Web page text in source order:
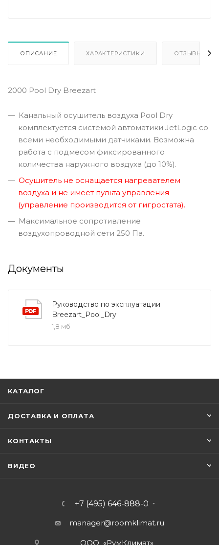
ОПИСАНИЕ ХАРАКТЕРИСТИКИ ОТЗЫВЫ
2000 Pool Dry Breezart
Канальный осушитель воздуха Pool Dry
комплектуется системой автоматики JetLogic со
всеми необходимыми датчиками. Возможна
работа с подмесом фиксированного
количества наружного воздуха (до 10%).
Осушитель не оснащается нагревателем
воздуха и не имеет пульта управления
(управление производится от гигростата).
Максимальное сопротивление
воздухопроводной сети 250 Па.
Документы
Руководство по эксплуатации
Breezart_Pool_Dry
1,8 мб
КАТАЛОГ
ДОСТАВКА И ОПЛАТА
КОНТАКТЫ
ВИДЕО
+7 (495) 646-888-0
manager@roomklimat.ru
ООО «РумКлимат»